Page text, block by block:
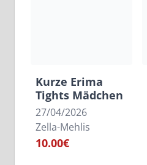
Kurze Erima
Tights Mädchen
27/04/2026
Zella-Mehlis
10.00€